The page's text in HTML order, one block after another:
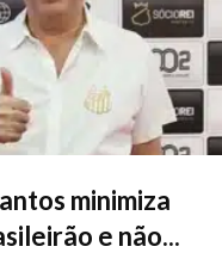
minimiza
e não...